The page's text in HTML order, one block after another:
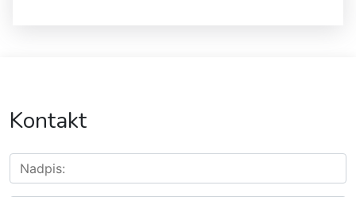
Kontakt